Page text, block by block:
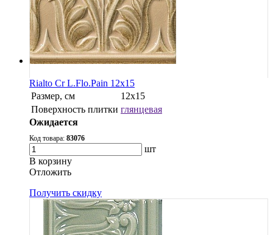
Rialto Cr L.Flo.Pain 12x15
Размер, см
12x15
Поверхность плитки глянцевая
Ожидается
Код товара: 83076
шт
В корзину
Oтложить
Получить скидку